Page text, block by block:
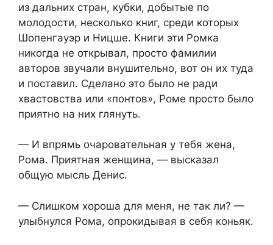
из дальних стран, кубки, добытые по
молодости, несколько книг, среди которых
Шопенгауэр и Ницше. Книги эти Ромка
никогда не открывал, просто фамилии
авторов звучали внушительно, вот он их туда
и поставил. Сделано это было не ради
хвастовства или «понтов», Роме просто было
приятно на них глянуть.
— И впрямь очаровательная у тебя жена,
Рома. Приятная женщина, — высказал
общую мысль Денис.
— Слишком хороша для меня, не так ли? —
улыбнулся Рома, опрокидывая в себя коньяк.